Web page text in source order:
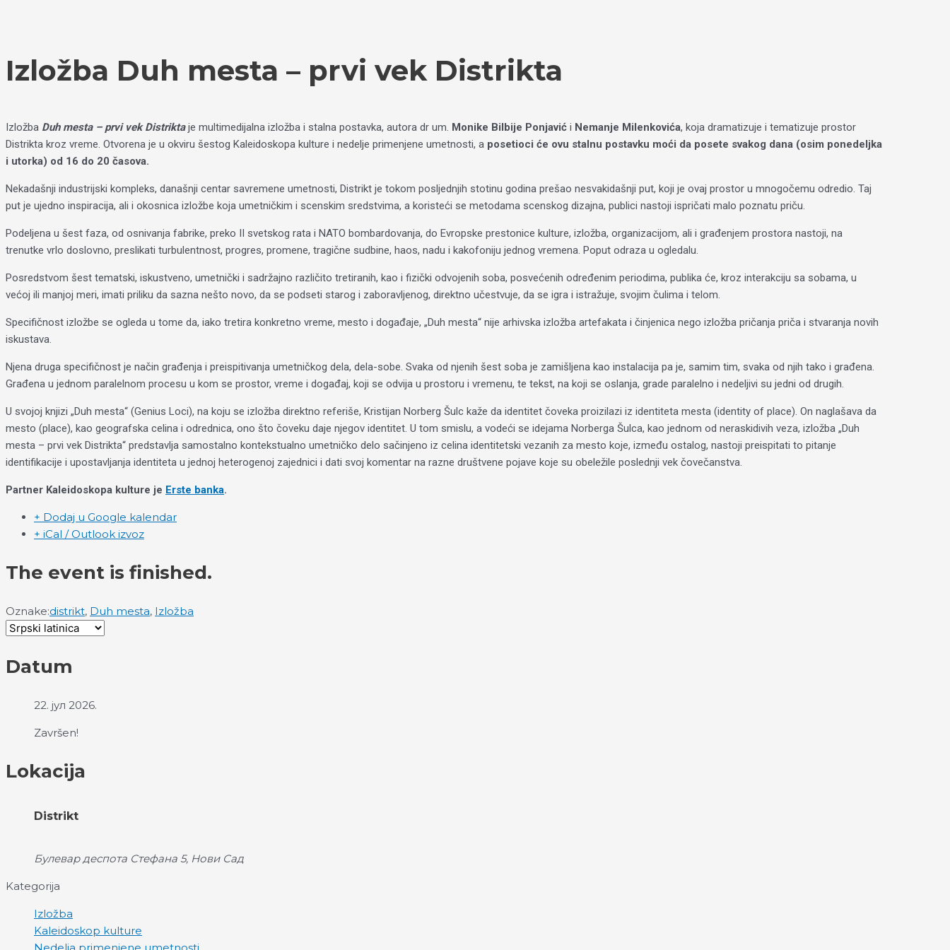
Izložba Duh mesta – prvi vek Distrikta
Izložba Duh mesta – prvi vek Distrikta je multimedijalna izložba i stalna postavka, autora dr um. Monike Bilbije Ponjavić i Nemanje Milenkovića, koja dramatizuje i tematizuje prostor
Distrikta kroz vreme. Otvorena je u okviru šestog Kaleidoskopa kulture i nedelje primenjene umetnosti, a posetioci će ovu stalnu postavku moći da posete svakog dana (osim ponedeljka
i utorka) od 16 do 20 časova.
Nekadašnji industrijski kompleks, današnji centar savremene umetnosti, Distrikt je tokom posljednjih stotinu godina prešao nesvakidašnji put, koji je ovaj prostor u mnogočemu odredio. Taj
put je ujedno inspiracija, ali i okosnica izložbe koja umetničkim i scenskim sredstvima, a koristeći se metodama scenskog dizajna, publici nastoji ispričati malo poznatu priču.
Podeljena u šest faza, od osnivanja fabrike, preko II svetskog rata i NATO bombardovanja, do Evropske prestonice kulture, izložba, organizacijom, ali i građenjem prostora nastoji, na
trenutke vrlo doslovno, preslikati turbulentnost, progres, promene, tragične sudbine, haos, nadu i kakofoniju jednog vremena. Poput odraza u ogledalu.
Posredstvom šest tematski, iskustveno, umetnički i sadržajno različito tretiranih, kao i fizički odvojenih soba, posvećenih određenim periodima, publika će, kroz interakciju sa sobama, u
većoj ili manjoj meri, imati priliku da sazna nešto novo, da se podseti starog i zaboravljenog, direktno učestvuje, da se igra i istražuje, svojim čulima i telom.
Specifičnost izložbe se ogleda u tome da, iako tretira konkretno vreme, mesto i događaje, „Duh mesta“ nije arhivska izložba artefakata i činjenica nego izložba pričanja priča i stvaranja novih
iskustava.
Njena druga specifičnost je način građenja i preispitivanja umetničkog dela, dela-sobe. Svaka od njenih šest soba je zamišljena kao instalacija pa je, samim tim, svaka od njih tako i građena.
Građena u jednom paralelnom procesu u kom se prostor, vreme i događaj, koji se odvija u prostoru i vremenu, te tekst, na koji se oslanja, grade paralelno i nedeljivi su jedni od drugih.
U svojoj knjizi „Duh mesta“ (Genius Loci), na koju se izložba direktno referiše, Kristijan Norberg Šulc kaže da identitet čoveka proizilazi iz identiteta mesta (identity of place). On naglašava da
mesto (place), kao geografska celina i odrednica, ono što čoveku daje njegov identitet. U tom smislu, a vodeći se idejama Norberga Šulca, kao jednom od neraskidivih veza, izložba „Duh
mesta – prvi vek Distrikta“ predstavlja samostalno kontekstualno umetničko delo sačinjeno iz celina identitetski vezanih za mesto koje, između ostalog, nastoji preispitati to pitanje
identifikacije i upostavljanja identiteta u jednoj heterogenoj zajednici i dati svoj komentar na razne društvene pojave koje su obeležile poslednji vek čovečanstva.
Partner Kaleidoskopa kulture je Erste banka.
+ Dodaj u Google kalendar
+ iCal / Outlook izvoz
The event is finished.
Oznake:distrikt, Duh mesta, Izložba
Datum
22. јул 2026.
Završen!
Lokacija
Distrikt
Булевар деспота Стефана 5, Нови Сад
Kategorija
Izložba
Kaleidoskop kulture
Nedelja primenjene umetnosti